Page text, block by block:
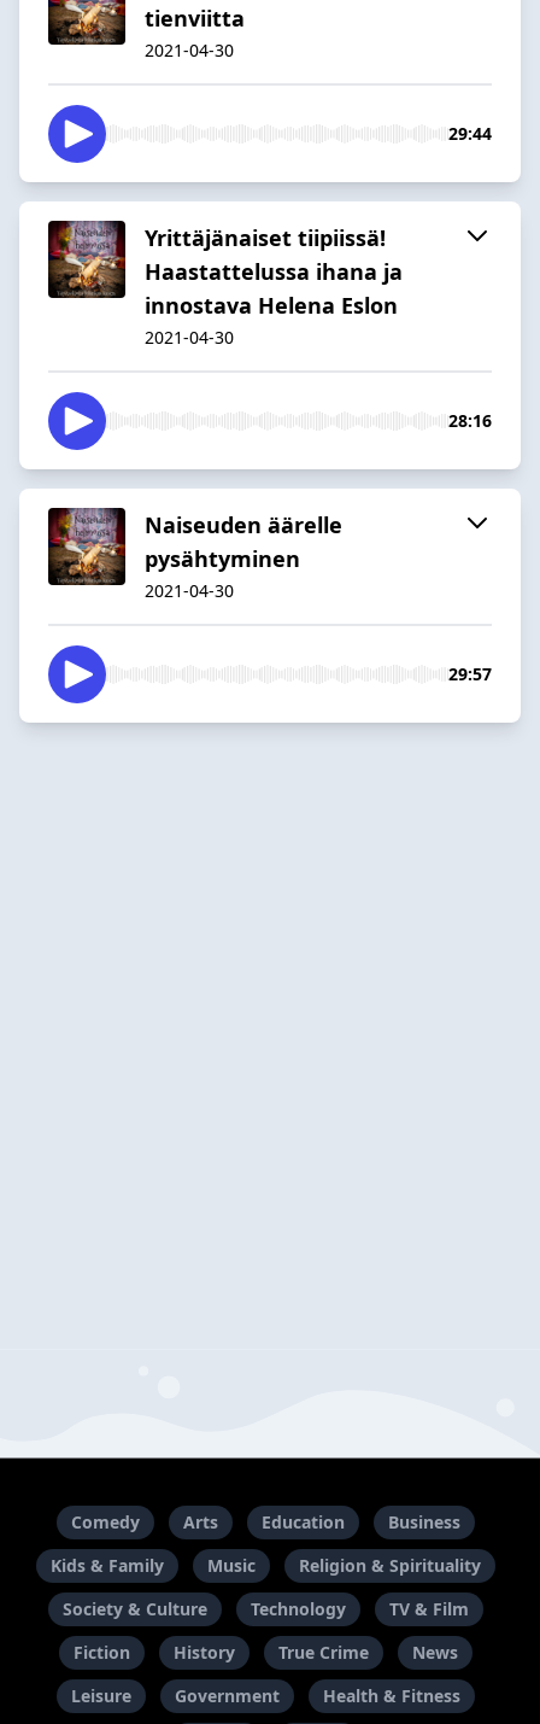
tienviitta
2021-04-30
29:44
Yrittäjänaiset tiipiissä!
Haastattelussa ihana ja
innostava Helena Eslon
2021-04-30
28:16
Naiseuden äärelle
pysähtyminen
2021-04-30
29:57
Comedy Arts Education
Business
Kids & Family
Music
Religion & Spirituality
Society & Culture
Technology
TV & Film
Fiction
History True Crime
News
Leisure
Government Health & Fitness